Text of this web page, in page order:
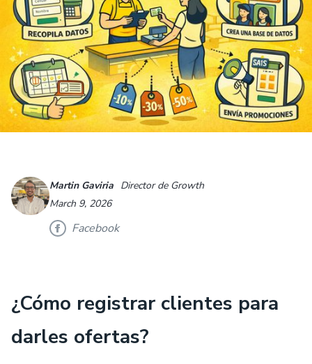
Martin Gaviria Director de Growth
March 9, 2026
Facebook
¿Cómo registrar clientes para
darles ofertas?